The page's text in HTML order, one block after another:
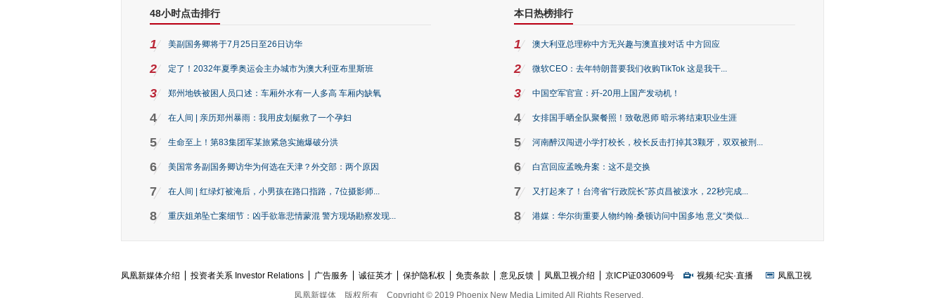
48小时点击排行
1 美副国务卿将于7月25日至26日访华
2 定了！2032年夏季奥运会主办城市为澳大利亚布里斯班
3 郑州地铁被困人员口述：车厢外水有一人多高 车厢内缺氧
4 在人间 | 亲历郑州暴雨：我用皮划艇救了一个孕妇
5 生命至上！第83集团军某旅紧急实施爆破分洪
6 美国常务副国务卿访华为何选在天津？外交部：两个原因
7 在人间 | 红绿灯被淹后，小男孩在路口指路，7位摄影师...
8 重庆姐弟坠亡案细节：凶手欲靠悲情蒙混 警方现场勘察发现...
本日热榜排行
1 澳大利亚总理称中方无兴趣与澳直接对话 中方回应
2 微软CEO：去年特朗普要我们收购TikTok 这是我干...
3 中国空军官宣：歼-20用上国产发动机！
4 女排国手晒全队聚餐照！致敬恩师 暗示将结束职业生涯
5 河南醉汉闯进小学打校长，校长反击打掉其3颗牙，双双被刑...
6 白宫回应孟晚舟案：这不是交换
7 又打起来了！台湾省“行政院长”苏贞昌被泼水，22秒完成...
8 港媒：华尔街重要人物约翰·桑顿访问中国多地 意义“类似...
凤凰新媒体介绍 投资者关系 Investor Relations 广告服务 诚征英才 保护隐私权 免责条款 意见反馈 凤凰卫视介绍 京ICP证030609号 视频·纪实·直播
凤凰卫视
凤凰新媒体
版权所有 Copyright © 2019 Phoenix New Media Limited All Rights Reserved.